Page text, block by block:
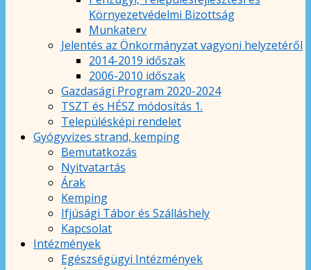
Környezetvédelmi Bizottság
Munkaterv
Jelentés az Önkormányzat vagyoni helyzetéről
2014-2019 időszak
2006-2010 időszak
Gazdasági Program 2020-2024
TSZT és HÉSZ módosítás 1.
Településképi rendelet
Gyógyvizes strand, kemping
Bemutatkozás
Nyitvatartás
Árak
Kemping
Ifjúsági Tábor és Szálláshely
Kapcsolat
Intézmények
Egészségügyi Intézmények